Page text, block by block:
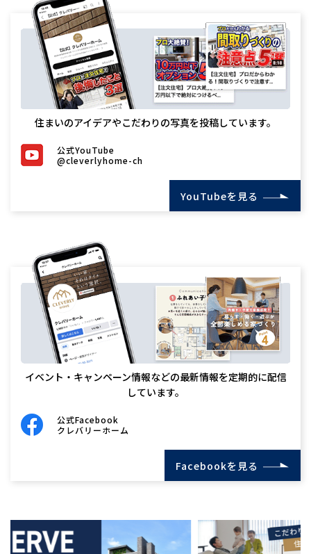
住まいのアイデアやこだわりの写真を投稿しています。
公式YouTube
@cleverlyhome-ch
YouTubeを見る
イベント・キャンペーン情報などの最新情報を定期的に配信
しています。
公式Facebook
クレバリーホーム
Facebookを見る